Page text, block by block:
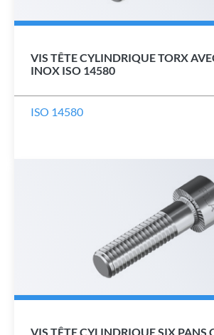
VIS TÊTE CYLINDRIQUE TORX
INOX ISO 14580
ISO 14580
VIS TÊTE CYLINDRIQUE SIX PANS